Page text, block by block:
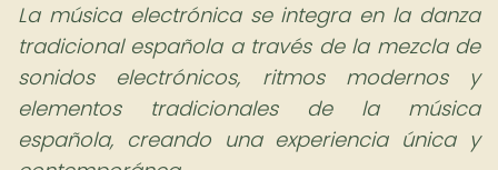
La música electrónica se integra en la danza
tradicional española a través de la mezcla de
sonidos electrónicos, ritmos modernos y
elementos tradicionales de la música
española, creando una experiencia única y